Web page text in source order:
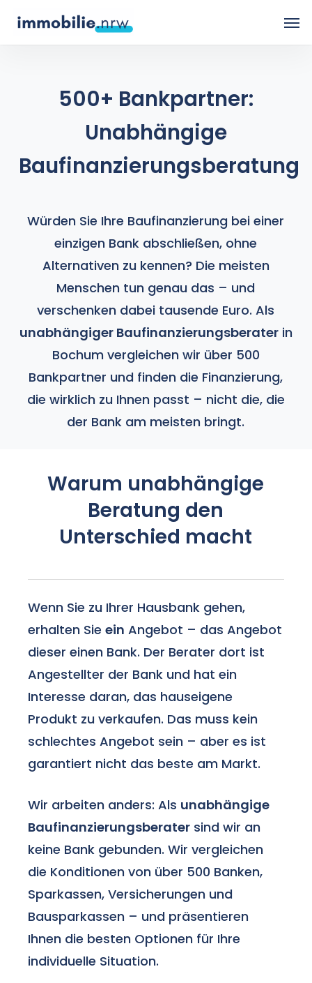
500+ Bankpartner:
Unabhängige
Baufinanzierungsberatung
Würden Sie Ihre Baufinanzierung bei einer
einzigen Bank abschließen, ohne
Alternativen zu kennen? Die meisten
Menschen tun genau das – und
verschenken dabei tausende Euro. Als
unabhängiger Baufinanzierungsberaterin
Bochum vergleichen wir über 500
Bankpartner und finden die Finanzierung,
die wirklich zu Ihnen passt – nicht die, die
der Bank am meisten bringt.
Warum unabhängige
Beratung den
Unterschied macht
Wenn Sie zu Ihrer Hausbank gehen,
erhalten Sieein Angebot – das Angebot
dieser einen Bank. Der Berater dort ist
Angestellter der Bank und hat ein
Interesse daran, das hauseigene
Produkt zu verkaufen. Das muss kein
schlechtes Angebot sein – aber es ist
garantiert nicht das beste am Markt.
Wir arbeiten anders: Als unabhängige
Baufinanzierungsberater sind wir an
keine Bank gebunden. Wir vergleichen
die Konditionen von über 500 Banken,
Sparkassen, Versicherungen und
Bausparkassen – und präsentieren
Ihnen die besten Optionen für Ihre
individuelle Situation.